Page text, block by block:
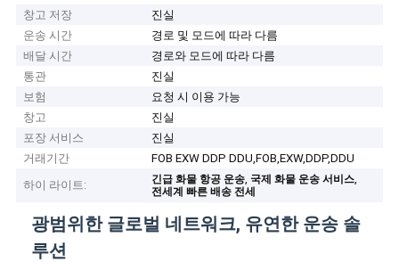
창고 저장
진실
운송 시간
경로 및 모드에 따라 다름
배달 시간
경로와 모드에 따라 다름
통관
진실
보험
요청 시 이용 가능
창고
진실
포장 서비스
진실
거래기간
FOB EXW DDP DDU,FOB,EXW,DDP,DDU
하이 라이트:
긴급 화물 항공 운송,국제 화물 운송 서비스,
전세계 빠른 배송 전세
광범위한 글로벌 네트워크, 유연한 운송 솔
루션